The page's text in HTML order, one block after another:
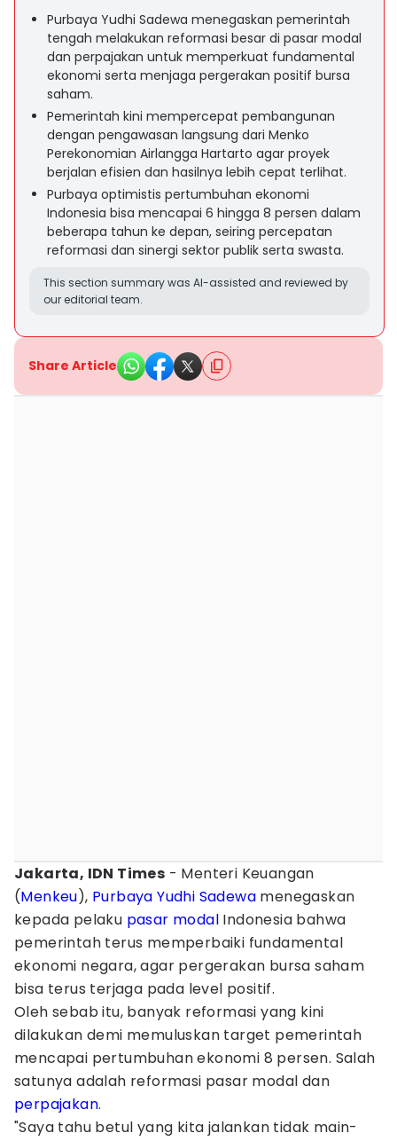
Purbaya Yudhi Sadewa menegaskan pemerintah
tengah melakukan reformasi besar di pasar modal
dan perpajakan untuk memperkuat fundamental
ekonomi serta menjaga pergerakan positif bursa
saham.
Pemerintah kini mempercepat pembangunan
dengan pengawasan langsung dari Menko
Perekonomian Airlangga Hartarto agar proyek
berjalan efisien dan hasilnya lebih cepat terlihat.
Purbaya optimistis pertumbuhan ekonomi
Indonesia bisa mencapai 6 hingga 8 persen dalam
beberapa tahun ke depan, seiring percepatan
reformasi dan sinergi sektor publik serta swasta.
This section summary was AI-assisted and reviewed by
our editorial team.
Share Article
Jakarta, IDN Times - Menteri Keuangan
(Menkeu), Purbaya Yudhi Sadewa menegaskan
kepada pelaku pasar modal Indonesia bahwa
pemerintah terus memperbaiki fundamental
ekonomi negara, agar pergerakan bursa saham
bisa terus terjaga pada level positif.
Oleh sebab itu, banyak reformasi yang kini
dilakukan demi memuluskan target pemerintah
mencapai pertumbuhan ekonomi 8 persen. Salah
satunya adalah reformasi pasar modal dan
perpajakan.
"Saya tahu betul yang kita jalankan tidak main-